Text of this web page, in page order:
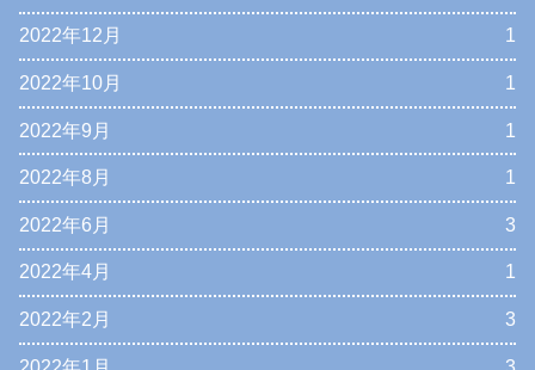
2022年12月 1
2022年10月 1
2022年9月 1
2022年8月 1
2022年6月 3
2022年4月 1
2022年2月 3